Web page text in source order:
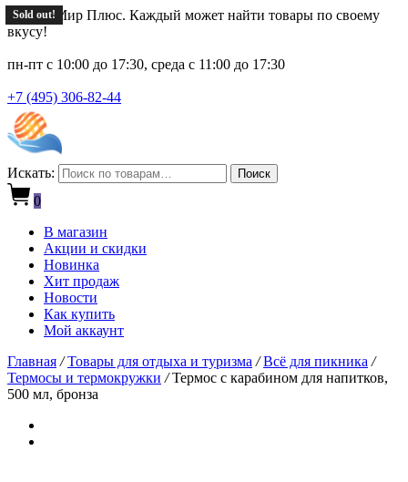
Новый Мир Плюс. Каждый может найти товары по своему
вкусу!
пн-пт с 10:00 до 17:30, среда с 11:00 до 17:30
+7 (495) 306-82-44
Искать: Поиск
0
В магазин
Акции и скидки
Новинка
Хит продаж
Новости
Как купить
Мой аккаунт
Главная / Товары для отдыха и туризма / Всё для пикника /
Термосы и термокружки /Термос с карабином для напитков,
500 мл, бронза
Sold out!
Sold out!
Sold out!
Sold out!
Sold out!